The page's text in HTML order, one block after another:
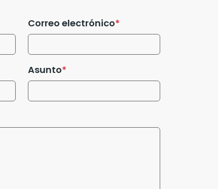
Correo electrónico
Asunto